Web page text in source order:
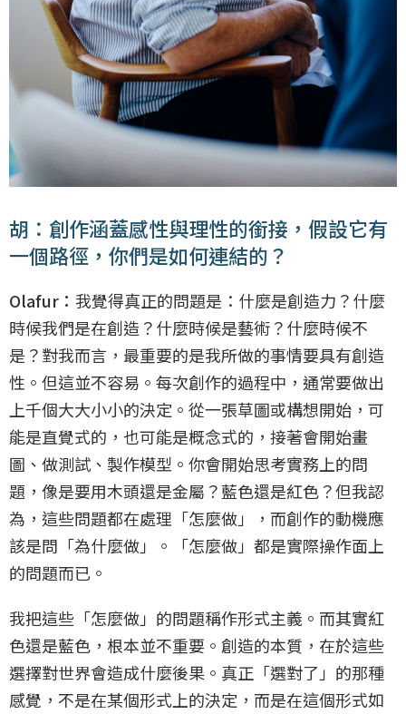
胡：創作涵蓋感性與理性的銜接，假設它有
一個路徑，你們是如何連結的？
Olafur： 我覺得真正的問題是：什麼是創造力？什麼
時候我們是在創造？什麼時候是藝術？什麼時候不
是？對我而言，最重要的是我所做的事情要具有創造
性。但這並不容易。每次創作的過程中，通常要做出
上千個大大小小的決定。從一張草圖或構想開始，可
能是直覺式的，也可能是概念式的，接著會開始畫
圖、做測試、製作模型。你會開始思考實務上的問
題，像是要用木頭還是金屬？藍色還是紅色？但我認
為，這些問題都在處理「怎麼做」，而創作的動機應
該是問「為什麼做」。「怎麼做」都是實際操作面上
的問題而已。
我把這些「怎麼做」的問題稱作形式主義。而其實紅
色還是藍色，根本並不重要。創造的本質，在於這些
選擇對世界會造成什麼後果。真正「選對了」的那種
感覺，不是在某個形式上的決定，而是在這個形式如